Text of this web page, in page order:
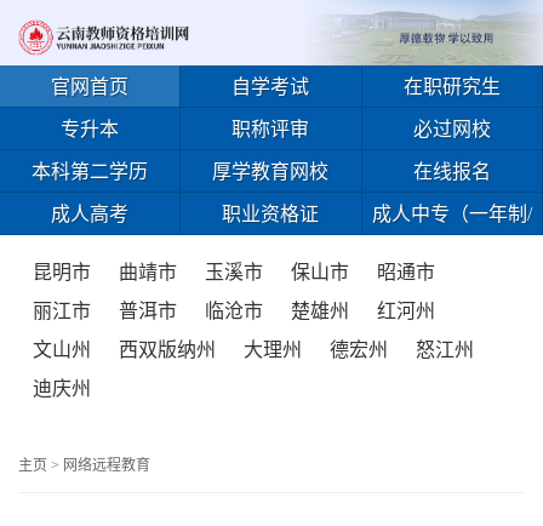
官网首页 自学考试 在职研究生
专升本 职称评审 必过网校
本科第二学历 厚学教育网校 在线报名
成人高考 职业资格证 成人中专（一年制/
昆明市 曲靖市 玉溪市 保山市
昭通市
丽江市
普洱市 临沧市 楚雄州
红河州
文山州
西双版纳州 大理州 德宏州
怒江州
迪庆州
主页 > 网络远程教育